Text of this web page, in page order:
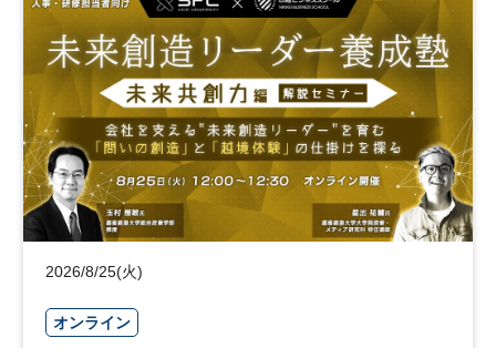
日経社会イノベーションフォーラム 参加無料
2026/8/25(火)
オンライン